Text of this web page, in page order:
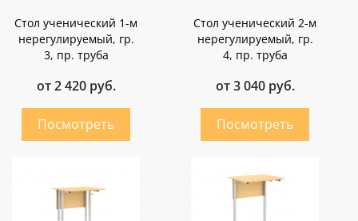
Стол ученический 1-м
нерегулируемый, гр.
3, пр. труба
от 2 420 руб.
Стол ученический 2-м
нерегулируемый, гр.
4, пр. труба
от 3 040 руб.